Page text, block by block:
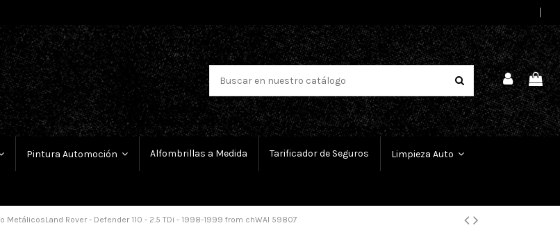
Pintura Automoción Alfombrillas a Medida Tarificador de Seguros Limpieza Auto
MetálicosLand Rover - Defender 110 - 2.5 TDi - 1998-1999 from chWAI 59807